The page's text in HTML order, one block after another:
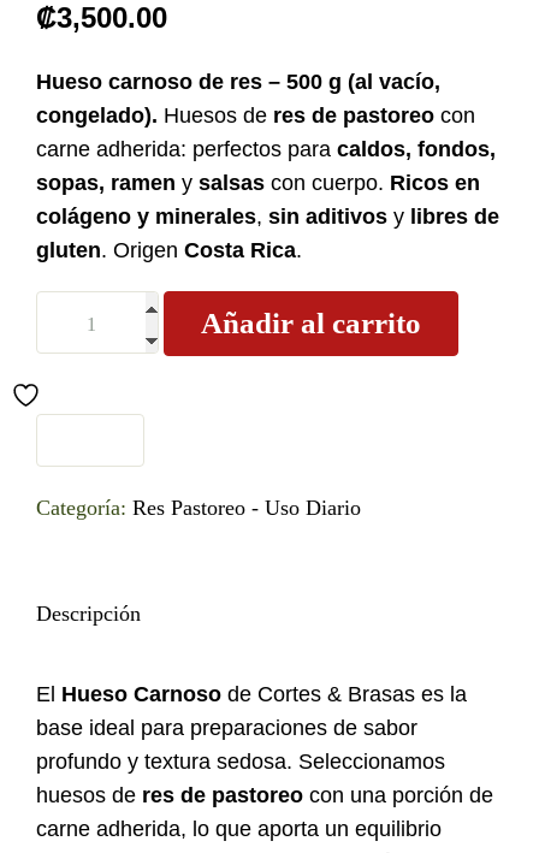
₡3,500.00
Hueso carnoso de res – 500 g (al vacío,
congelado). Huesos de res de pastoreo con
carne adherida: perfectos para caldos, fondos,
sopas, ramen y salsas con cuerpo. Ricos en
colágeno y minerales, sin aditivos y libres de
gluten. Origen Costa Rica.
Añadir al carrito
Categoría: Res Pastoreo - Uso Diario
Descripción
El Hueso Carnoso de Cortes & Brasas es la
base ideal para preparaciones de sabor
profundo y textura sedosa. Seleccionamos
huesos de res de pastoreo con una porción de
carne adherida, lo que aporta un equilibrio